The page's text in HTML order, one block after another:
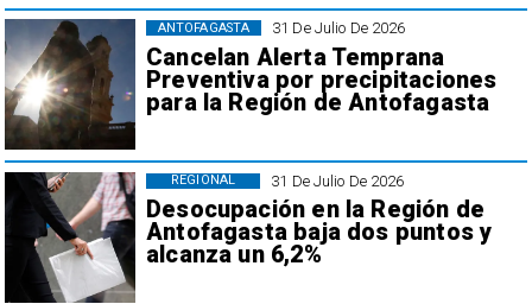
31 De Julio De 2026
Cancelan Alerta Temprana
Preventiva por precipitaciones
para la Región de Antofagasta
ANTOFAGASTA
31 De Julio De 2026
Desocupación en la Región de
Antofagasta baja dos puntos y
alcanza un 6,2%
REGIONAL